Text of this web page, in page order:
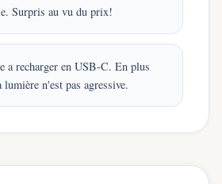
Surpris au vu du prix!
a recharger en USB-C. En plus
n'est pas agressive.